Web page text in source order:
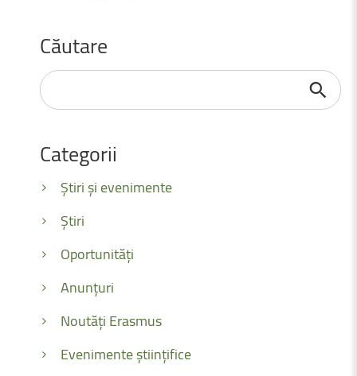
Căutare
Căutare
...
Categorii
Știri și evenimente
Știri
Oportunități
Anunțuri
Noutăți Erasmus
Evenimente științifice